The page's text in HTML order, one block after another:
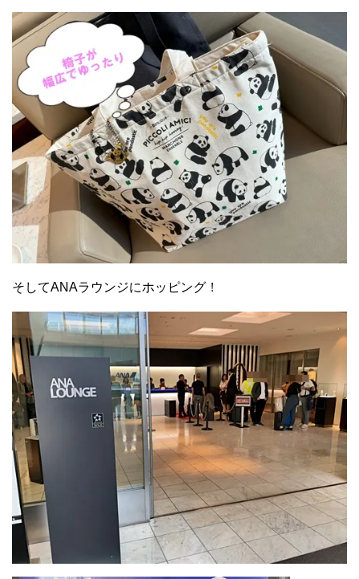
そしてANAラウンジにホッピング！